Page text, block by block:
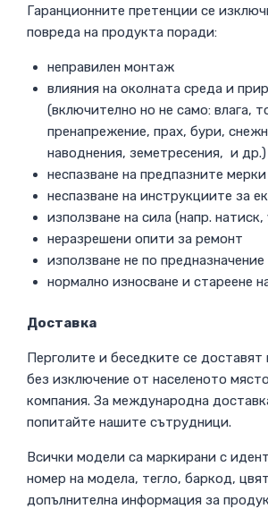
Гаранционните претенции се
повреда на продукта поради:
неправилен монтаж
влияния на околната среда и
(включително но не само: влага,
пренапрежение, прах, бури,
наводнения, земетресения, и др.)
неспазване на предпазните мерки
неспазване на инструкциите за
използване на сила (напр.
неразрешени опити за ремонт
използване не по предназначение
нормално износване и стареене
Доставка
Перголите и беседките се доставят
без изключение от населеното
компания. За международна
попитайте нашите сътрудници.
Всички модели са маркирани с
номер на модела, тегло, баркод,
допълнителна информация за